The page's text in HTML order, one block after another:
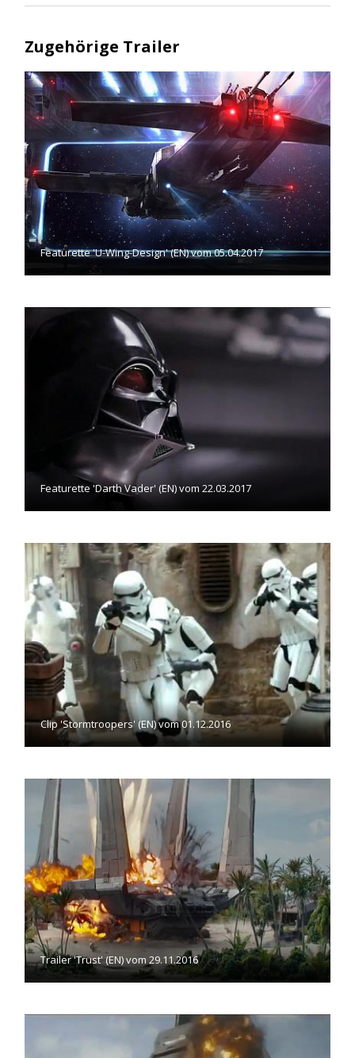
Zugehörige Trailer
Featurette 'U-Wing-Design' (EN) vom 05.04.2017
Featurette 'Darth Vader' (EN) vom 22.03.2017
Clip 'Stormtroopers' (EN) vom 01.12.2016
Trailer 'Trust' (EN) vom 29.11.2016